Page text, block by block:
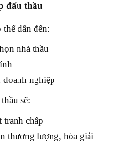
đấu thầu
thể dẫn đến:
nhà thầu
nghiệp
sẽ:
tranh chấp
thương lượng, hòa giải